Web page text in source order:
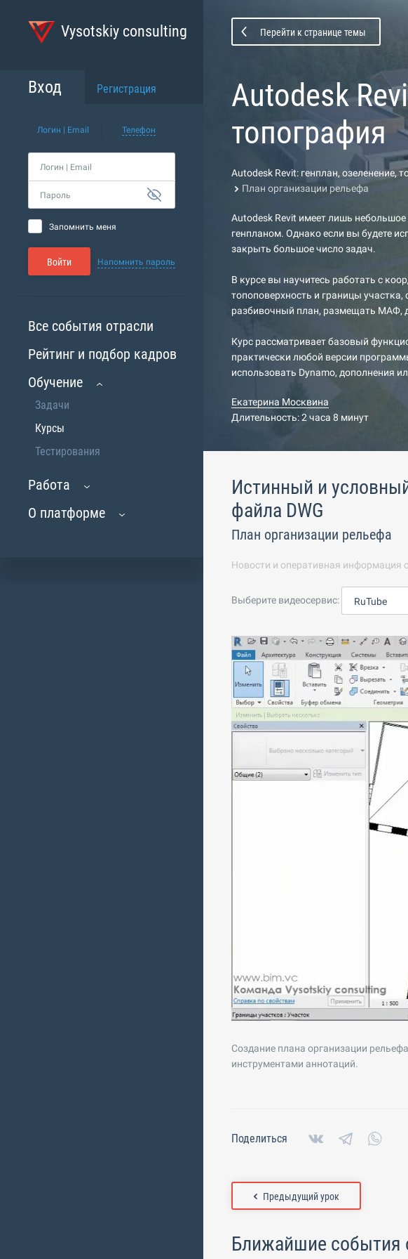
Vysotskiy consulting
Вход Регистрация
Логин | Email Телефон
Логин | Email
Пароль
Запомнить меня
Войти Напомнить пароль
Все события отрасли
Рейтинг и подбор кадров
Обучение
Задачи
Курсы
Тестирования
Работа
О платформе
Перейти к странице темы
Autodesk
топография
Autodesk Revit: генплан, озеленение,
План организации рельефа
Autodesk Revit имеет лишь
генпланом. Однако если вы будете
закрыть большое число задач.
В курсе вы научитесь работать с
топоповерхность и границы
разбивочный план, размещать МАФ,
Курс рассматривает базовый
практически любой версии
использовать Dynamo, дополнения
Екатерина Москвина
Длительность: 2 часа 8 минут
Истинный и
файла DWG
План организации рельефа
Новости и оперативная информация
Выберите видеосервис: RuTube
Создание плана организации
инструментами аннотаций.
Поделиться
Предыдущий урок
Ближайшие события